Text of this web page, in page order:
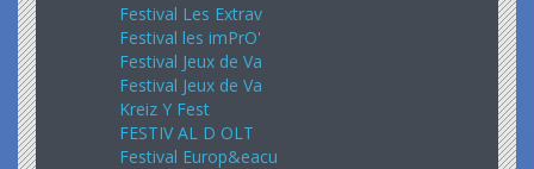
Festival Les Extrav
Festival les imPrO'
Festival Jeux de Va
Festival Jeux de Va
Kreiz Y Fest
FESTIV AL D OLT
Festival Europ&eacu